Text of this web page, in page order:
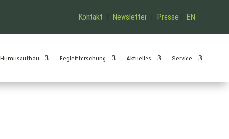
Kontakt Newsletter| Presse EN
Humusaufbau Begleitforschung Aktuelles Service